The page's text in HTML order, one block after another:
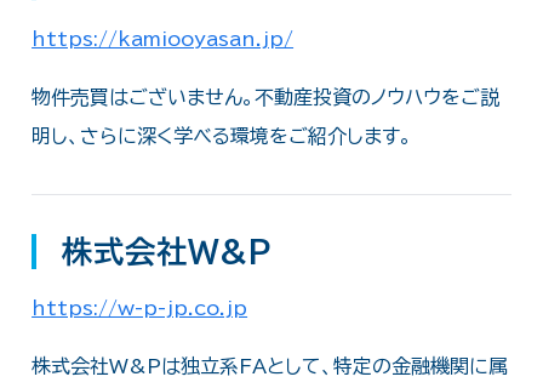
https://kamiooyasan.jp/
物件売買はございません。不動産投資のノウハウをご説
明し、さらに深く学べる環境をご紹介します。
株式会社W&P
https://w-p-jp.co.jp
株式会社W&Pは独立系FAとして、特定の金融機関に属